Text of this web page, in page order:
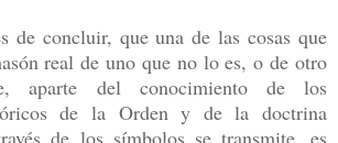
de concluir, que una de las cosas que
real de uno que no lo es, o de otro
aparte del conocimiento de los
de la Orden y de la doctrina
de los símbolos se transmite, es